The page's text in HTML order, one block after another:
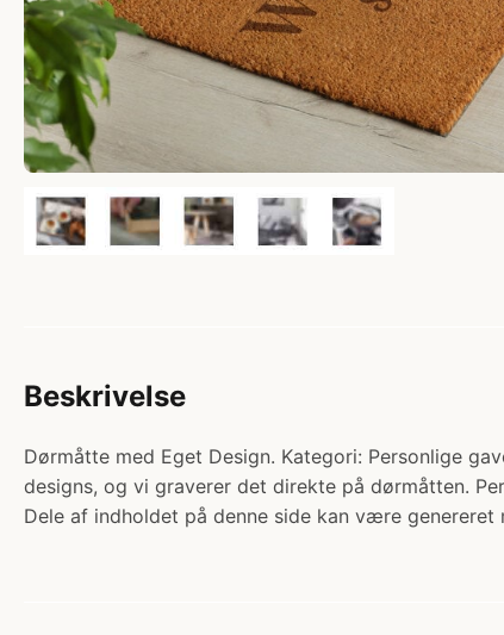
Beskrivelse
Dørmåtte med Eget Design. Kategori: Personlige
designs, og vi graverer det direkte på dørmåtten.
Dele af indholdet på denne side kan være